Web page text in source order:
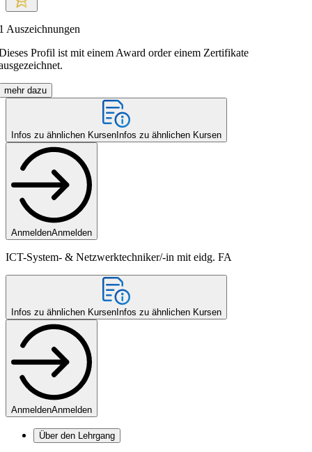
Auszeichnungen
Profil ist mit einem Award order einem Zertifikate
mehr dazu
Infos zu ähnlichen Kursen Infos zu ähnlichen Kursen
AnmeldenAnmelden
ICT-System- & Netzwerktechniker/-in mit eidg. FA
Infos zu ähnlichen Kursen Infos zu ähnlichen Kursen
AnmeldenAnmelden
Über den Lehrgang